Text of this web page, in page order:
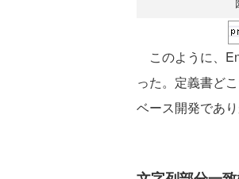
このように、
った。定義書ど
ベース開発であ